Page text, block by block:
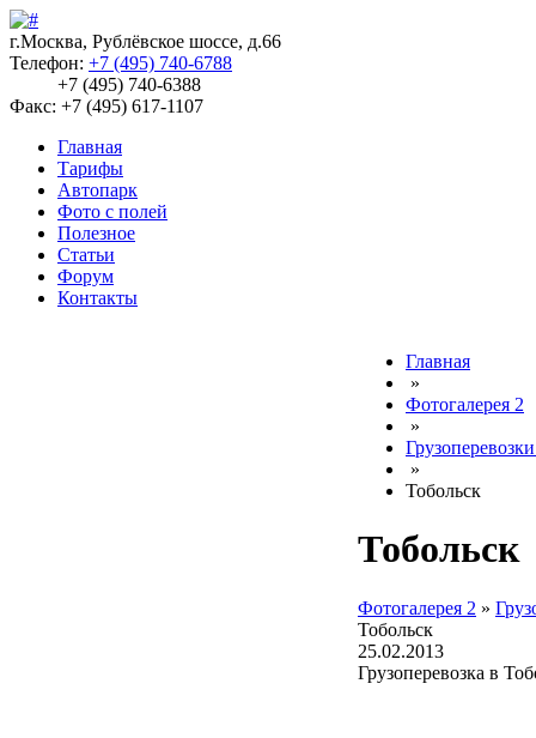
г.Москва, Рублёвское шоссе, д.66
Телефон: +7 (495) 740-6788
+7 (495) 740-6388
Факс: +7 (495) 617-1107
Главная
Тарифы
Автопарк
Фото с полей
Полезное
Статьи
Форум
Контакты
Главная
»
Фотогалерея 2
»
»
Тобольск
Тобольск
Фотогалерея 2 »
Тобольск
25.02.2013
Грузоперевозка в